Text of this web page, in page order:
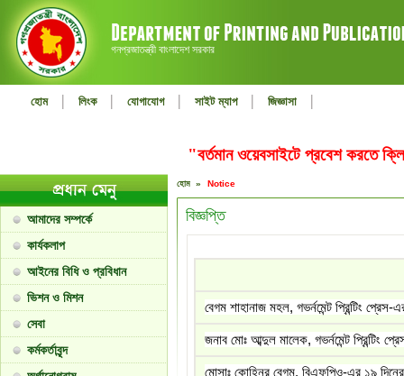
গনপ্রজাতন্ত্রী বাংলাদেশ সরকার
হোম | লিংক | যোগাযোগ | সাইট ম্যাপ | জিজ্ঞাসা |
"বর্তমান ওয়েবসাইটে প্রবেশ
আমাদের সম্পর্কে
কার্যকলাপ
আইনের বিধি ও প্রবিধান
ভিশন ও মিশন
সেবা
কর্মকর্তাবৃন্দ
হোম » Notice
বিজ্ঞপ্তি
বেগম শাহানাজ মহল, গভর্নমেন্ট প্রিন্টিং
জনাব মোঃ আব্দুল মালেক, গভর্নমেন্ট প্রিন্টিং
মোসাঃ কোহিনুর বেগম, বিএফপিও-এর ১৯ দিনের